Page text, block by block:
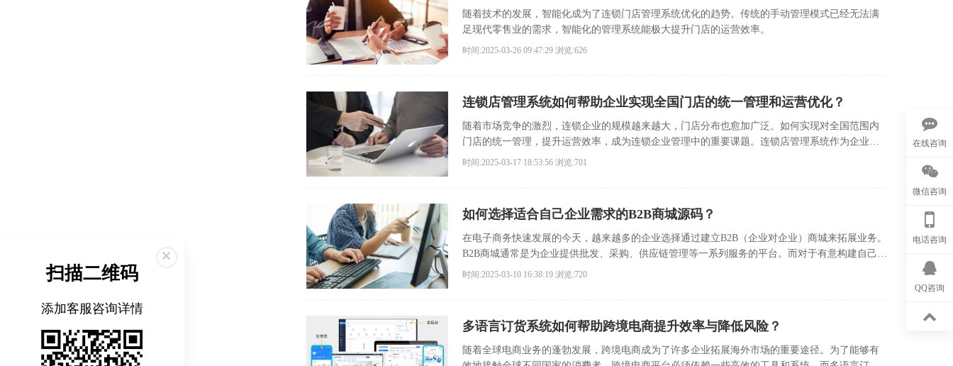
在线咨询
微信咨询
电话咨询
QQ咨询
扫描二维码
添加客服咨询详情
随着技术的发展，智能化成为了连锁门店管理系统优化的趋势。传统的手动管理模式已经无法满
足现代零售业的需求，智能化的管理系统能极大提升门店的运营效率。
时间:2025-03-26 09:47:29 浏览:626
连锁店管理系统如何帮助企业实现全国门店的统一管理和运营优化？
随着市场竞争的激烈，连锁企业的规模越来越大，门店分布也愈加广泛。如何实现对全国范围内
门店的统一管理，提升运营效率，成为连锁企业管理中的重要课题。连锁店管理系统作为企业信
息化管理的重要工具，能够有效地帮助企业实现门店管理的数字化、智能化，并且提升整体的运
时间:2025-03-17 18:53:56 浏览:701
如何选择适合自己企业需求的B2B商城源码？
在电子商务快速发展的今天，越来越多的企业选择通过建立B2B（企业对企业）商城来拓展业务。
B2B商城通常是为企业提供批发、采购、供应链管理等一系列服务的平台。而对于有意构建自己
B2B商城的企业而言，选择合适的B2B商城源码（源代码）是一项关键决策。
时间:2025-03-10 16:38:19 浏览:720
多语言订货系统如何帮助跨境电商提升效率与降低风险？
随着全球电商业务的蓬勃发展，跨境电商成为了许多企业拓展海外市场的重要途径。为了能够有